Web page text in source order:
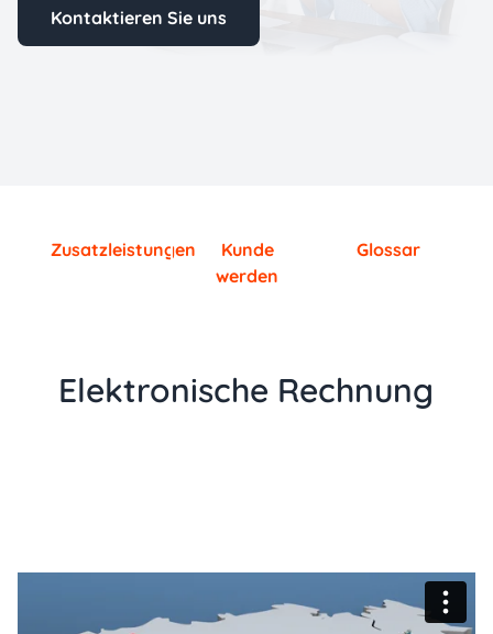
Kontaktieren Sie uns
Zusatzleistungen
Kunde
werden
Glossar
Elektronische Rechnung